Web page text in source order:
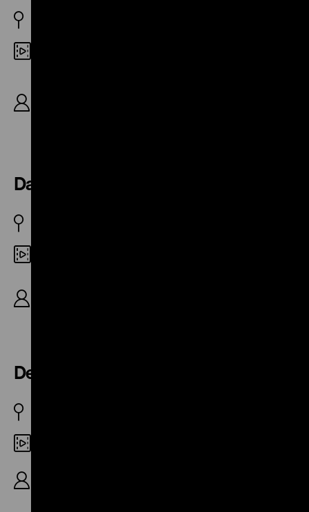
Das verlorene Lächeln
Der Antennendraht